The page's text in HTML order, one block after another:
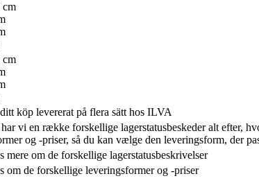
cm
cm
köp levererat på flera sätt hos ILVA
vi en række forskellige lagerstatusbeskeder alt efter,
og -priser, så du kan vælge den leveringsform, der
om de forskellige lagerstatusbeskrivelser
de forskellige leveringsformer og -priser